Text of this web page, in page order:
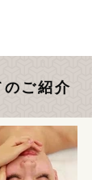
ご紹介